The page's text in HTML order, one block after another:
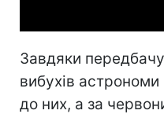
Завдяки
вибухів
до них, а за